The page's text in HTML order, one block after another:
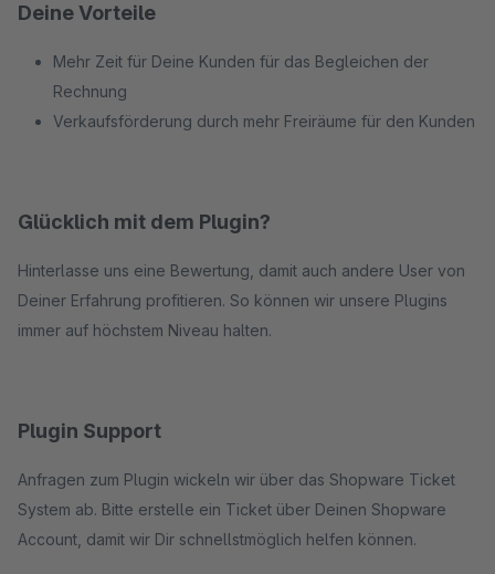
Deine Vorteile
Mehr Zeit für Deine Kunden für das Begleichen der
Rechnung
Verkaufsförderung durch mehr Freiräume für den Kunden
Glücklich mit dem Plugin?
Hinterlasse uns eine Bewertung, damit auch andere User von
Deiner Erfahrung profitieren. So können wir unsere Plugins
immer auf höchstem Niveau halten.
Plugin Support
Anfragen zum Plugin wickeln wir über das Shopware Ticket
System ab. Bitte erstelle ein Ticket über Deinen Shopware
Account, damit wir Dir schnellstmöglich helfen können.